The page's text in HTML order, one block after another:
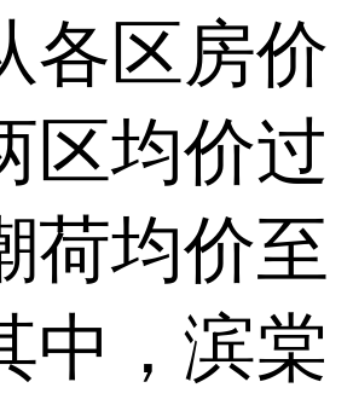
区房价
区均价过
荷均价至
中，滨棠